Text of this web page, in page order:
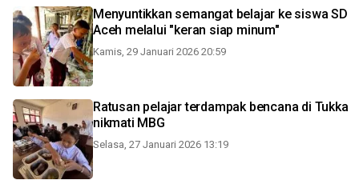
Menyuntikkan semangat belajar ke siswa SD
Aceh melalui "keran siap minum"
Kamis, 29 Januari 2026 20:59
Ratusan pelajar terdampak bencana di Tukka
nikmati MBG
Selasa, 27 Januari 2026 13:19